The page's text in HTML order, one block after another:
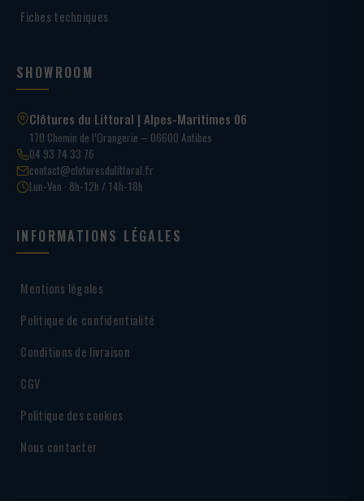
Fiches techniques
SHOWROOM
Clôtures du Littoral | Alpes-Maritimes 06
170 Chemin de l’Orangerie – 06600 Antibes
04 93 74 33 76
contact@cloturesdulittoral.fr
Lun-Ven · 8h-12h / 14h-18h
INFORMATIONS LÉGALES
Mentions légales
Politique de confidentialité
Conditions de livraison
CGV
Politique des cookies
Nous contacter